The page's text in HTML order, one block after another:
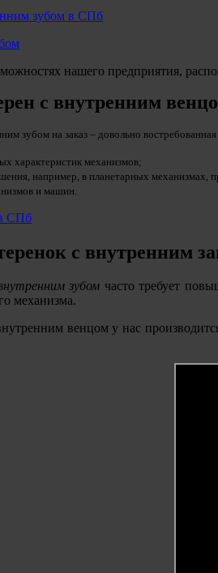
нашего предприятия,
с внутренним
зубом на заказ – довольно
характеристик механизмов;
например, в планетарных механизмах,
и машин.
с внутренним
зубом часто требует
механизма.
венцом у нас